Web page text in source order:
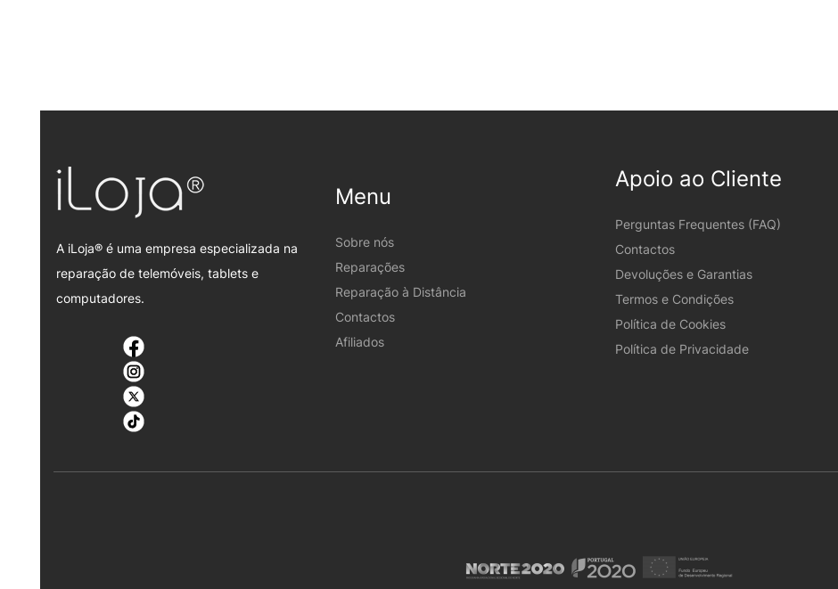
A iLoja® é uma empresa especializada na
reparação de telemóveis, tablets e
computadores.
Menu
Sobre nós
Reparações
Reparação à Distância
Contactos
Afiliados
Apoio ao Cliente
Perguntas Frequentes (FAQ)
Contactos
Devoluções e Garantias
Termos e Condições
Política de Cookies
Política de Privacidade